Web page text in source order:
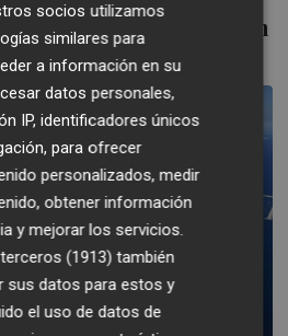
que triunfan en
socios utilizamos
similares para
a información en su
datos personales,
IP, identificadores únicos
para ofrecer
personalizados, medir
obtener información
y mejorar los servicios.
(1913) también
sus datos para estos y
el uso de datos de